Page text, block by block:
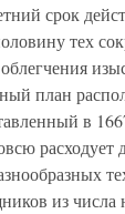
срок
тех
план
в
расходует
из числа